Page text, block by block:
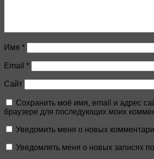
Имя *
Email *
Сайт
Сохранить моё имя, email и адрес
браузере для последующих моих
Уведомить меня о новых
Уведомлять меня о новых записях